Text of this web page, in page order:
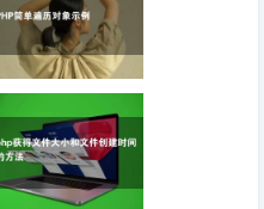
PHP简单遍历对象